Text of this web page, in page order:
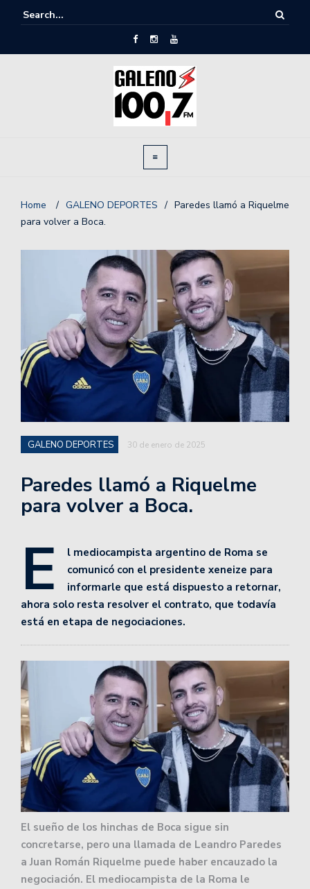
Home / GALENO DEPORTES / Paredes llamó a Riquelme
para volver a Boca.
GALENO DEPORTES 30 de enero de 2025
Paredes llamó a Riquelme
para volver a Boca.
E
l mediocampista argentino de Roma se
comunicó con el presidente xeneize para
informarle que está dispuesto a retornar,
ahora solo resta resolver el contrato, que todavía
está en etapa de negociaciones.
El sueño de los hinchas de Boca sigue sin
concretarse, pero una llamada de Leandro Paredes
a Juan Román Riquelme puede haber encauzado la
negociación. El mediocampista de la Roma le